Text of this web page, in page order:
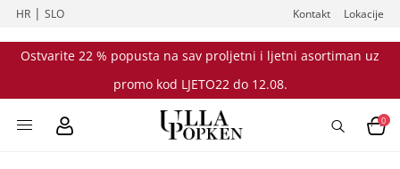
HR |SLO Kontakt Lokacije
Ostvarite 22 % popusta na sav proljetni i ljetni asortiman uz
promo kod LJETO22 do 12.08.
0